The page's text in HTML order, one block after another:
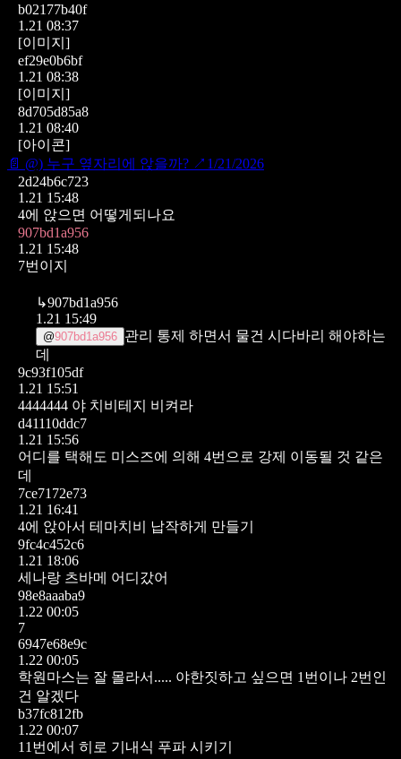
b02177b40f
1.21 08:37
[이미지]
ef29e0b6bf
1.21 08:38
[이미지]
8d705d85a8
1.21 08:40
[아이콘]
📄 @) 누구 옆자리에 앉을까? ↗ 1/21/2026
2d24b6c723
1.21 15:48
4에 앉으면 어떻게되나요
907bd1a956
1.21 15:48
7번이지
↳907bd1a956
1.21 15:49
@907bd1a956 관리 통제 하면서 물건 시다바리 해야하는
데
9c93f105df
1.21 15:51
4444444 야 치비테지 비켜라
d41110ddc7
1.21 15:56
어디를 택해도 미스즈에 의해 4번으로 강제 이동될 것 같은
데
7ce7172e73
1.21 16:41
4에 앉아서 테마치비 납작하게 만들기
9fc4c452c6
1.21 18:06
세나랑 츠바메 어디갔어
98e8aaaba9
1.22 00:05
7
6947e68e9c
1.22 00:05
학원마스는 잘 몰라서..... 야한짓하고 싶으면 1번이나 2번인
건 알겠다
b37fc812fb
1.22 00:07
11번에서 히로 기내식 푸파 시키기